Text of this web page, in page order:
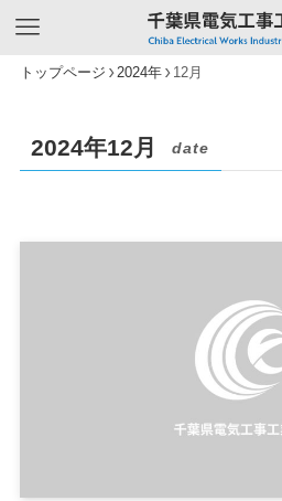
トップページ 2024年 12月
2024年12月 date